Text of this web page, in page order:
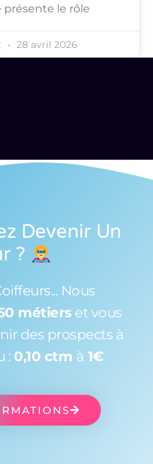
présente le rôle
28 avril 2026
Devenir Un
?
Nous
métiers et vous
des prospects à
: 0,10 ctm à 1€